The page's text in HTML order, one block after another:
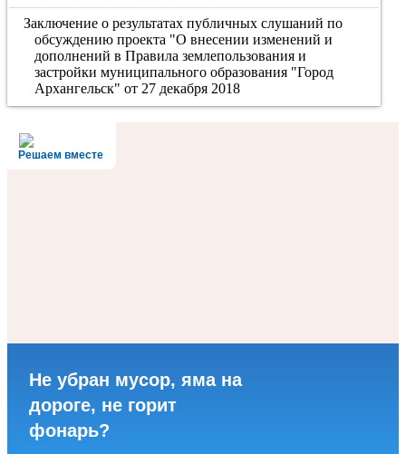
Заключение о результатах публичных слушаний по
обсуждению проекта "О внесении изменений и
дополнений в Правила землепользования и
застройки муниципального образования "Город
Архангельск" от 27 декабря 2018
Решаем вместе
Не убран мусор, яма на
дороге, не горит
фонарь?